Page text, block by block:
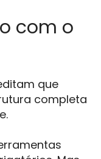
com o
que
completa